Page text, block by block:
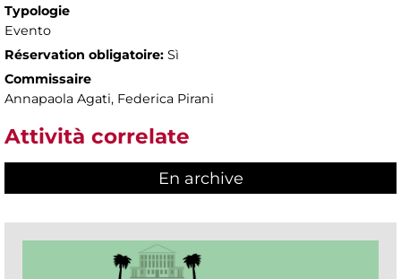
Typologie
Evento
Réservation obligatoire: Sì
Commissaire
Annapaola Agati, Federica Pirani
Attività correlate
En archive